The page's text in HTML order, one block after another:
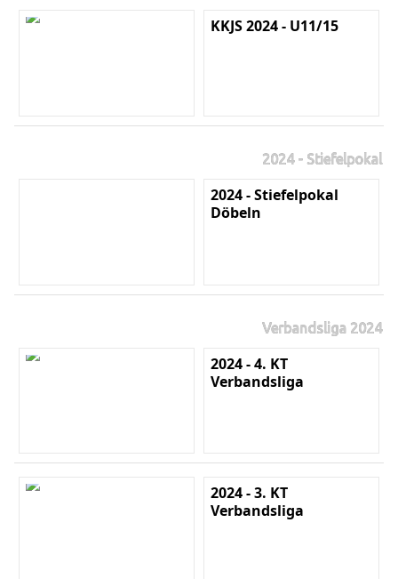
KKJS 2024 - U11/15
2024 - Stiefelpokal
2024 - Stiefelpokal
Döbeln
Verbandsliga 2024
2024 - 4. KT
Verbandsliga
2024 - 3. KT
Verbandsliga